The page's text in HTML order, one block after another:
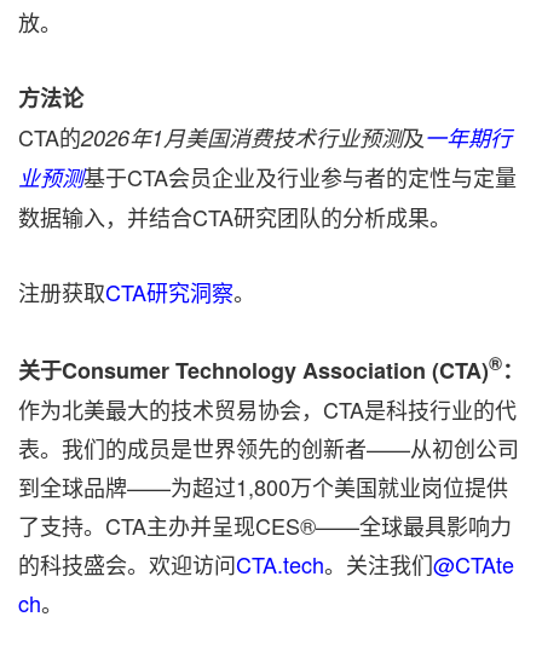
放。
方法论
CTA的2026年1月美国消费技术行业预测及一年期行
业预测基于CTA会员企业及行业参与者的定性与定量
数据输入，并结合CTA研究团队的分析成果。
注册获取CTA研究洞察。
关于Consumer Technology Association (CTA)®：
作为北美最大的技术贸易协会，CTA是科技行业的代
表。我们的成员是世界领先的创新者——从初创公司
到全球品牌——为超过1,800万个美国就业岗位提供
了支持。CTA主办并呈现CES®——全球最具影响力
的科技盛会。欢迎访问CTA.tech。关注我们@CTAte
ch。